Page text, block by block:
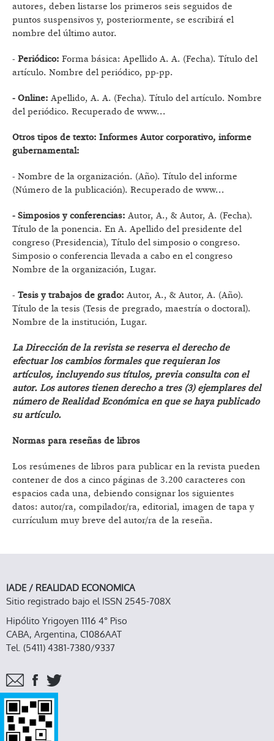
autores, deben listarse los primeros seis seguidos de
puntos suspensivos y, posteriormente, se escribirá el
nombre del último autor.
- Periódico: Forma básica: Apellido A. A. (Fecha). Título del
artículo. Nombre del periódico, pp-pp.
- Online: Apellido, A. A. (Fecha). Título del artículo. Nombre
del periódico. Recuperado de www...
Otros tipos de texto: Informes Autor corporativo, informe
gubernamental:
- Nombre de la organización. (Año). Título del informe
(Número de la publicación). Recuperado de www...
- Simposios y conferencias: Autor, A., & Autor, A. (Fecha).
Título de la ponencia. En A. Apellido del presidente del
congreso (Presidencia), Título del simposio o congreso.
Simposio o conferencia llevada a cabo en el congreso
Nombre de la organización, Lugar.
- Tesis y trabajos de grado: Autor, A., & Autor, A. (Año).
Título de la tesis (Tesis de pregrado, maestría o doctoral).
Nombre de la institución, Lugar.
La Dirección de la revista se reserva el derecho de
efectuar los cambios formales que requieran los
artículos, incluyendo sus títulos, previa consulta con el
autor. Los autores tienen derecho a tres (3) ejemplares del
número de Realidad Económica en que se haya publicado
su artículo.
Normas para reseñas de libros
Los resúmenes de libros para publicar en la revista pueden
contener de dos a cinco páginas de 3.200 caracteres con
espacios cada una, debiendo consignar los siguientes
datos: autor/ra, compilador/ra, editorial, imagen de tapa y
currículum muy breve del autor/ra de la reseña.
IADE / REALIDAD ECONOMICA
Sitio registrado bajo el ISSN 2545-708X
Hipólito Yrigoyen 1116 4° Piso
CABA, Argentina, C1086AAT
Tel. (5411) 4381-7380/9337